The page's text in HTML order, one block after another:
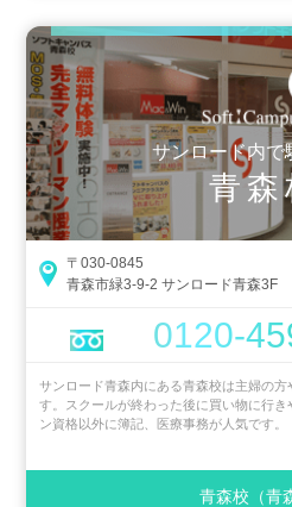
サンロード内で
青森
〒030-0845
青森市緑3-9-2 サンロード青森3F
0120-
サンロード青森内にある青森校は主婦の方
す。スクールが終わった後に買い物に行
ン資格以外に簿記、医療事務が人気です。
青森校（青